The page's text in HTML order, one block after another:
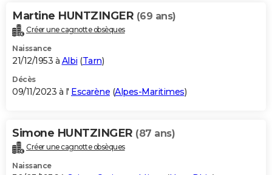
Martine HUNTZINGER (69 ans)
Créer une cagnotte obsèques
Naissance
21/12/1953 à Albi (Tarn)
Décès
09/11/2023 à l' Escarène (Alpes-Maritimes)
Simone HUNTZINGER (87 ans)
Créer une cagnotte obsèques
Naissance